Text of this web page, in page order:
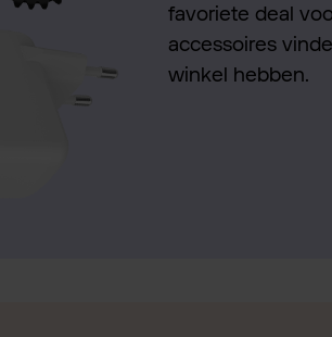
favoriete deal
accessoires
winkel hebben.